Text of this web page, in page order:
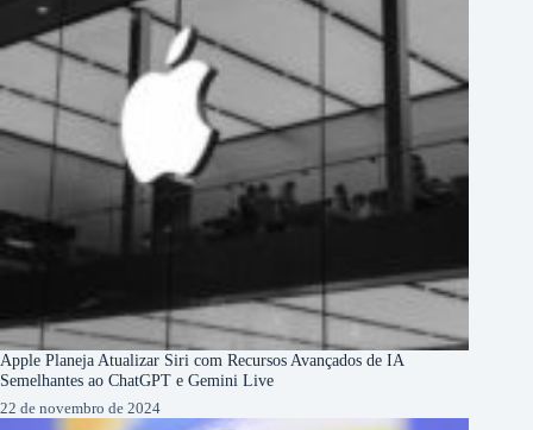
Apple Planeja Atualizar Siri com Recursos Avançados de IA
Semelhantes ao ChatGPT e Gemini Live
22 de novembro de 2024